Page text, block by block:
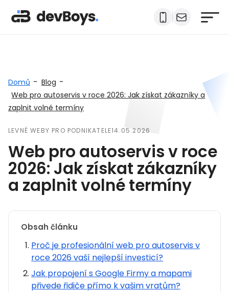
Domů - Blog -
Web pro autoservis v roce 2026: Jak získat zákazníky a
zaplnit volné termíny
LEVNÉ WEBY PRO PODNIKATELE14.05.2026
Web pro autoservis v roce
2026: Jak získat zákazníky
a zaplnit volné termíny
Obsah článku
Proč je profesionální web pro autoservis v
roce 2026 vaší nejlepší investicí?
Jak propojení s Google Firmy a mapami
přivede řidiče přímo k vašim vratům?